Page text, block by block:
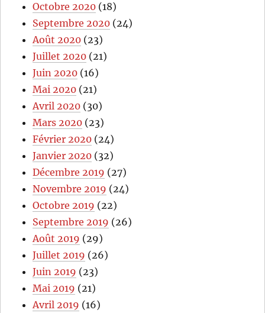
Octobre 2020 (18)
Septembre 2020 (24)
Août 2020 (23)
Juillet 2020 (21)
Juin 2020 (16)
Mai 2020 (21)
Avril 2020 (30)
Mars 2020 (23)
Février 2020 (24)
Janvier 2020 (32)
Décembre 2019 (27)
Novembre 2019 (24)
Octobre 2019 (22)
Septembre 2019 (26)
Août 2019 (29)
Juillet 2019 (26)
Juin 2019 (23)
Mai 2019 (21)
Avril 2019 (16)